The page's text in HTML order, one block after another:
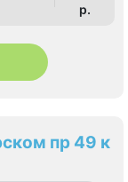
p.
пр 49 к